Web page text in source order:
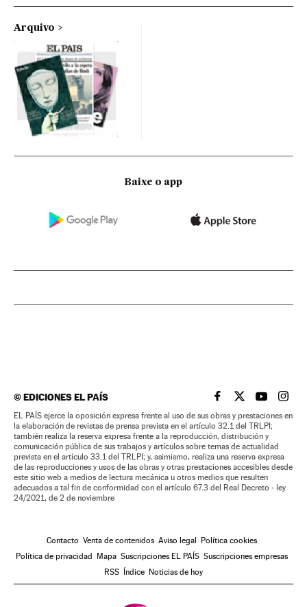
Arquivo
Baixe o app
©EDICIONES EL PAÍS EL PAÍS BRASIL EN
EL PAÍSEL PAÍS
EL
EL PAÍS ejerce la oposición expresa frente al uso de sus obras y prestaciones en
la elaboración de revistas de prensa prevista en el artículo 32.1 del TRLPI;
también realiza la reserva expresa frente a la reproducción, distribución y
comunicación pública de sus trabajos y artículos sobre temas de actualidad
prevista en el artículo 33.1 del TRLPI; y, asimismo, realiza una reserva expresa
de las reproducciones y usos de las obras y otras prestaciones accesibles desde
este sitio web a medios de lectura mecánica u otros medios que resulten
adecuados a tal fin de conformidad con el artículo 67.3 del Real Decreto - ley
24/2021, de 2 de noviembre
Contacto Venta de contenidos Aviso legal
Política cookies
Política de privacidad
Mapa Suscripciones EL PAÍS Suscripciones empresas
RSS
Índice Noticias de hoy